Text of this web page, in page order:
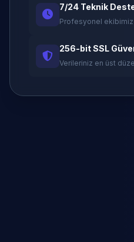
7/24 Teknik
Profesyonel ekibimiz
256-bit SSL
Verileriniz en üst